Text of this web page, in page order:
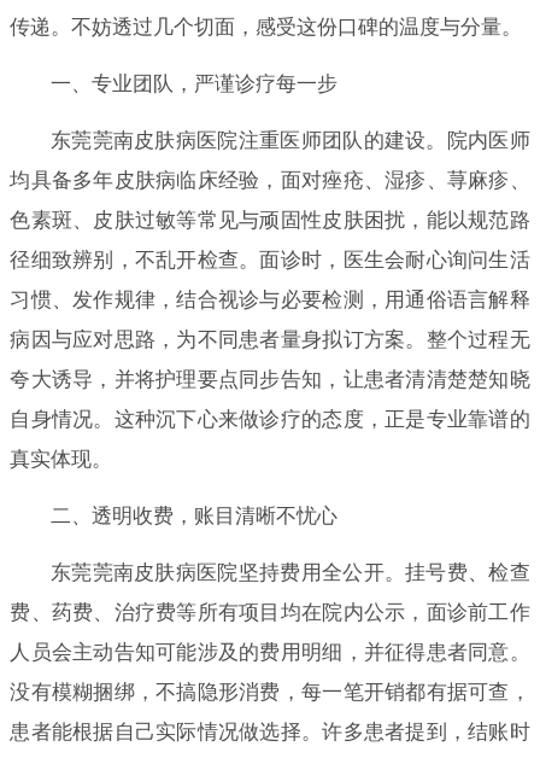
传递。不妨透过几个切面，感受这份口碑的温度与分量。
一、专业团队，严谨诊疗每一步
东莞莞南皮肤病医院注重医师团队的建设。院内医师
均具备多年皮肤病临床经验，面对痤疮、湿疹、荨麻疹、
色素斑、皮肤过敏等常见与顽固性皮肤困扰，能以规范路
径细致辨别，不乱开检查。面诊时，医生会耐心询问生活
习惯、发作规律，结合视诊与必要检测，用通俗语言解释
病因与应对思路，为不同患者量身拟订方案。整个过程无
夸大诱导，并将护理要点同步告知，让患者清清楚楚知晓
自身情况。这种沉下心来做诊疗的态度，正是专业靠谱的
真实体现。
二、透明收费，账目清晰不忧心
东莞莞南皮肤病医院坚持费用全公开。挂号费、检查
费、药费、治疗费等所有项目均在院内公示，面诊前工作
人员会主动告知可能涉及的费用明细，并征得患者同意。
没有模糊捆绑，不搞隐形消费，每一笔开销都有据可查，
患者能根据自己实际情况做选择。许多患者提到，结账时